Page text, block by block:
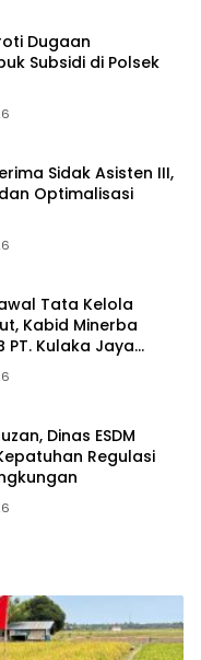
Dugaan
Subsidi di Polsek
Sidak Asisten III,
Optimalisasi
Tata Kelola
Kabid Minerba
PT. Kulaka Jaya
Dinas ESDM
Regulasi